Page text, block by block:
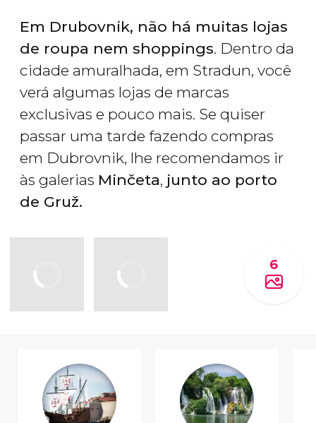
Em Drubovnik, não há muitas lojas
de roupa nem shoppings. Dentro da
cidade amuralhada, em Stradun, você
verá algumas lojas de marcas
exclusivas e pouco mais. Se quiser
passar uma tarde fazendo compras
em Dubrovnik, lhe recomendamos ir
às galerias Minčeta, junto ao porto
de Gruž.
6